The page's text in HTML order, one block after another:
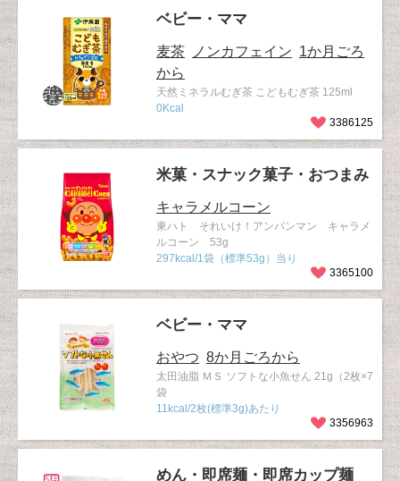
ベビー・ママ
麦茶 ノンカフェイン 1か月ごろ
から
天然ミネラルむぎ茶 こどもむぎ茶 125ml
0Kcal
3386125
米菓・スナック菓子・おつまみ
キャラメルコーン
東ハト それいけ！アンパンマン キャラメ
ルコーン 53g
297kcal/1袋（標準53g）当り
3365100
ベビー・ママ
おやつ 8か月ごろから
太田油脂 ＭＳ ソフトな小魚せん 21g（2枚×7
袋
11kcal/2枚(標準3g)あたり
3356963
めん・即席麺・即席カップ麺